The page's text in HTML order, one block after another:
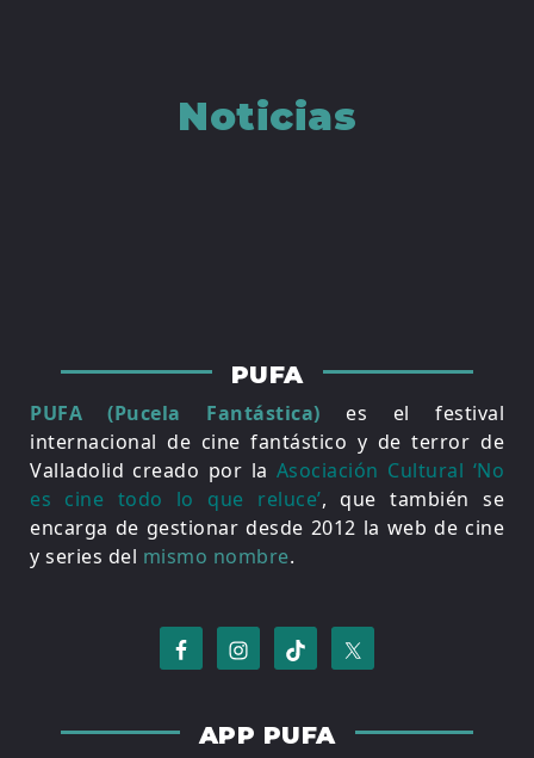
Noticias
PUFA
PUFA (Pucela Fantástica) es el festival
internacional de cine fantástico y de terror de
Valladolid creado por la Asociación Cultural ‘No
es cine todo lo que reluce’, que también se
encarga de gestionar desde 2012 la web de cine
y series del mismo nombre.
APP PUFA